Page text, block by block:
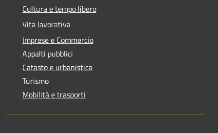
Cultura e tempo libero
Vita lavorativa
Imprese e Commercio
Appalti pubblici
Catasto e urbanistica
Turismo
Mobilità e trasporti